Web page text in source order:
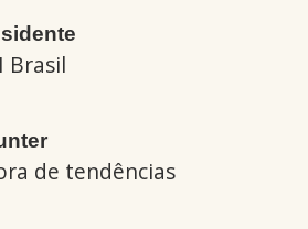
Brasil
de tendências